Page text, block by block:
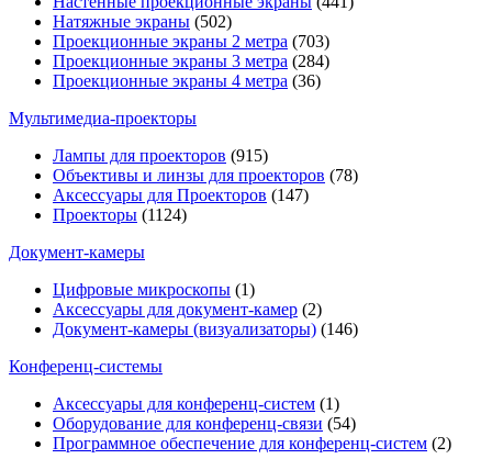
Натяжные экраны (502)
Проекционные экраны 2 метра (703)
Проекционные экраны 3 метра (284)
Проекционные экраны 4 метра (36)
Мультимедиa-проекторы
Лампы для проекторов (915)
Объективы и линзы для проекторов (78)
Аксессуары для Проекторов (147)
Проекторы (1124)
Документ-камеры
Цифровые микроскопы (1)
Аксессуары для документ-камер (2)
Документ-камеры (визуализаторы) (146)
Конференц-системы
Аксессуары для конференц-систем (1)
Оборудование для конференц-связи (54)
Программное обеспечение для конференц-систем (2)